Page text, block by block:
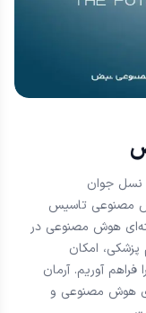
نسل جوان
مصنوعی تاسیس
هوش مصنوعی در
امکان
آوریم. آرمان
هوش مصنوعی و